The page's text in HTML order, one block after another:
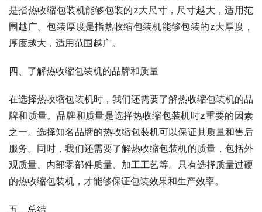
是指热收缩包装机能够包装的z大尺寸，尺寸越大，适用范
围越广。包装厚度是指热收缩包装机能够包装的z大厚度，
厚度越大，适用范围越广。
四、了解热收缩包装机的品牌和质量
在选择热收缩包装机时，我们还需要了解热收缩包装机的品
牌和质量。品牌和质量是选择热收缩包装机时z重要的因素
之一。选择知名品牌的热收缩包装机可以保证其质量和售后
服务。同时，我们还需要了解热收缩包装机的质量，包括外
观质量、内部零部件质量、加工工艺等。只有选择质量过硬
的热收缩包装机，才能够保证包装效果和生产效率。
五、总结